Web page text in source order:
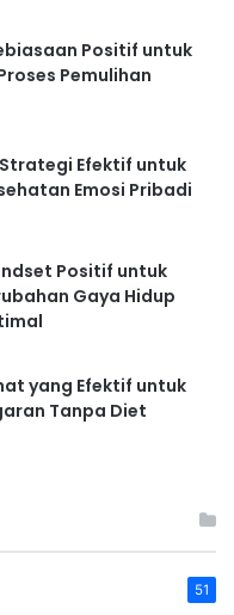
Positif untuk
Pemulihan
Efektif untuk
Emosi Pribadi
Positif untuk
Gaya Hidup
yang Efektif untuk
Tanpa Diet
51